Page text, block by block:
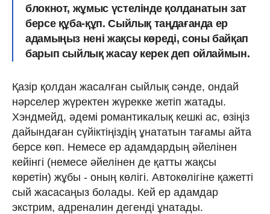
блокнот, жұмыс үстелінде қолданатын зат
берсе құба-құп. Сыйлық таңдағанда ер
адамыңыз нені жақсы көреді, соны байқап
барып сыйлық жасау керек деп ойлаймын.
Қазір қолдан жасалған сыйлық сәнде, ондай
нәрселер жүректен жүрекке жетіп жатады.
Хэндмейд, әдемі романтикалық кешкі ас, өзіңіз
дайындаған сүйіктіңіздің ұнататын тағамы айта
берсе көп. Немесе ер адамдардың әйелінен
кейінгі (немесе әйелінен де қатты жақсы
көретін) жұбы - оның көлігі. Автокөлігіне қажетті
сый жасасаңыз болады. Кей ер адамдар
экстрим, адреналин дегенді ұнатады.